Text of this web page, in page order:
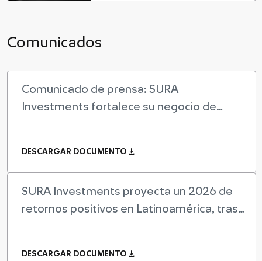
Comunicados
Comunicado de prensa: SURA
Investments fortalece su negocio de
DESCARGAR DOCUMENTO download
SURA Investments proyecta un 2026 de
retornos positivos en Latinoamérica, tras
DESCARGAR DOCUMENTO download